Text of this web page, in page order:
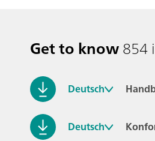
Get to know854
Deutsch
Deutsch